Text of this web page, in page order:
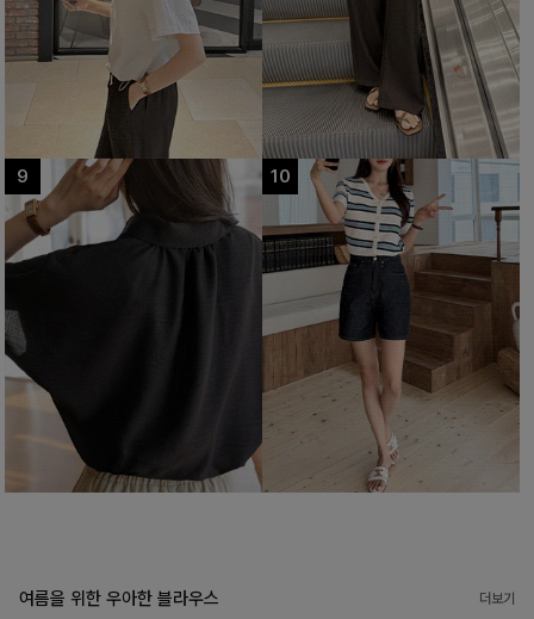
여름을 위한 우아한 블라우스 더보기